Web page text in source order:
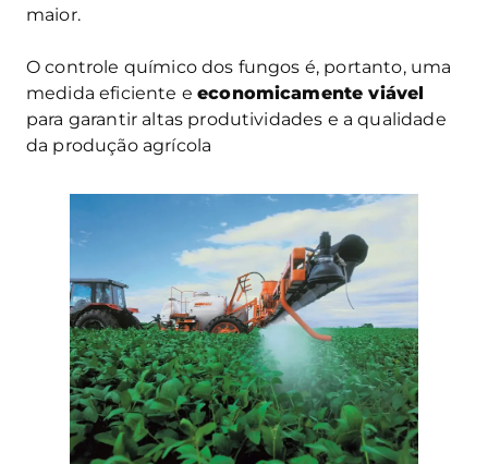
maior.
O controle químico dos fungos é, portanto, uma
medida eficiente eeconomicamente viável
para garantir altas produtividades e a qualidade
da produção agrícola